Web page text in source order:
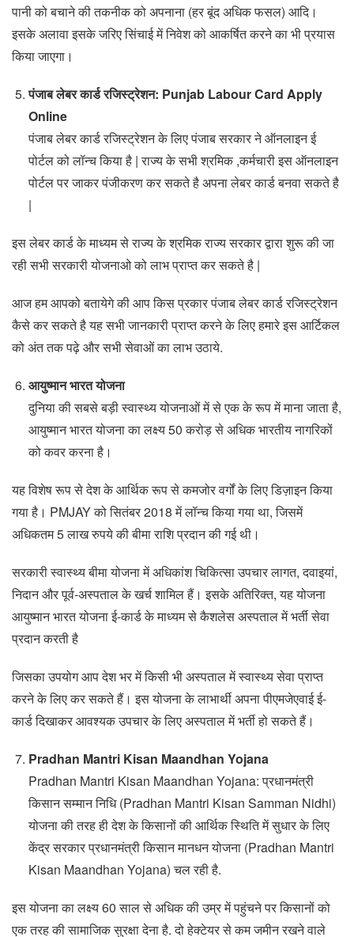
पानी को बचाने की तकनीक को अपनाना (हर बूंद अधिक फसल) आदि।
इसके अलावा इसके जरिए सिंचाई में निवेश को आकर्षित करने का भी प्रयास
किया जाएगा।
पंजाब लेबर कार्ड रजिस्ट्रेशन: Punjab Labour Card Apply
Online
पंजाब लेबर कार्ड रजिस्ट्रेशन के लिए पंजाब सरकार ने ऑनलाइन ई
पोर्टल को लॉन्च किया है | राज्य के सभी श्रमिक ,कर्मचारी इस ऑनलाइन
पोर्टल पर जाकर पंजीकरण कर सकते है अपना लेबर कार्ड बनवा सकते है
|
इस लेबर कार्ड के माध्यम से राज्य के श्रमिक राज्य सरकार द्वारा शुरू की जा
रही सभी सरकारी योजनाओ को लाभ प्राप्त कर सकते है |
आज हम आपको बतायेगे की आप किस प्रकार पंजाब लेबर कार्ड रजिस्ट्रेशन
कैसे कर सकते है यह सभी जानकारी प्राप्त करने के लिए हमारे इस आर्टिकल
को अंत तक पढ़े और सभी सेवाओं का लाभ उठाये.
आयुष्मान भारत योजना
दुनिया की सबसे बड़ी स्वास्थ्य योजनाओं में से एक के रूप में माना जाता है,
आयुष्मान भारत योजना का लक्ष्य 50 करोड़ से अधिक भारतीय नागरिकों
को कवर करना है।
यह विशेष रूप से देश के आर्थिक रूप से कमजोर वर्गों के लिए डिज़ाइन किया
गया है। PMJAY को सितंबर 2018 में लॉन्च किया गया था, जिसमें
अधिकतम 5 लाख रुपये की बीमा राशि प्रदान की गई थी।
सरकारी स्वास्थ्य बीमा योजना में अधिकांश चिकित्सा उपचार लागत, दवाइयां,
निदान और पूर्व-अस्पताल के खर्च शामिल हैं। इसके अतिरिक्त, यह योजना
आयुष्मान भारत योजना ई-कार्ड के माध्यम से कैशलेस अस्पताल में भर्ती सेवा
प्रदान करती है
जिसका उपयोग आप देश भर में किसी भी अस्पताल में स्वास्थ्य सेवा प्राप्त
करने के लिए कर सकते हैं। इस योजना के लाभार्थी अपना पीएमजेएवाई ई-
कार्ड दिखाकर आवश्यक उपचार के लिए अस्पताल में भर्ती हो सकते हैं।
Pradhan Mantri Kisan Maandhan Yojana
Pradhan Mantri Kisan Maandhan Yojana: प्रधानमंत्री
किसान सम्मान निधि (Pradhan Mantri Kisan Samman Nidhi)
योजना की तरह ही देश के किसानों की आर्थिक स्थिति में सुधार के लिए
केंद्र सरकार प्रधानमंत्री किसान मानधन योजना (Pradhan Mantri
Kisan Maandhan Yojana) चल रही है.
इस योजना का लक्ष्य 60 साल से अधिक की उम्र में पहुंचने पर किसानों को
एक तरह की सामाजिक सुरक्षा देना है. दो हेक्टेयर से कम जमीन रखने वाले